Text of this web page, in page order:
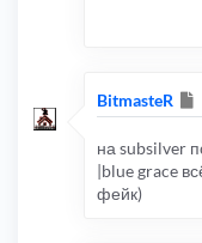
BitmasteR
на subsilver
|blue grace
фейк)